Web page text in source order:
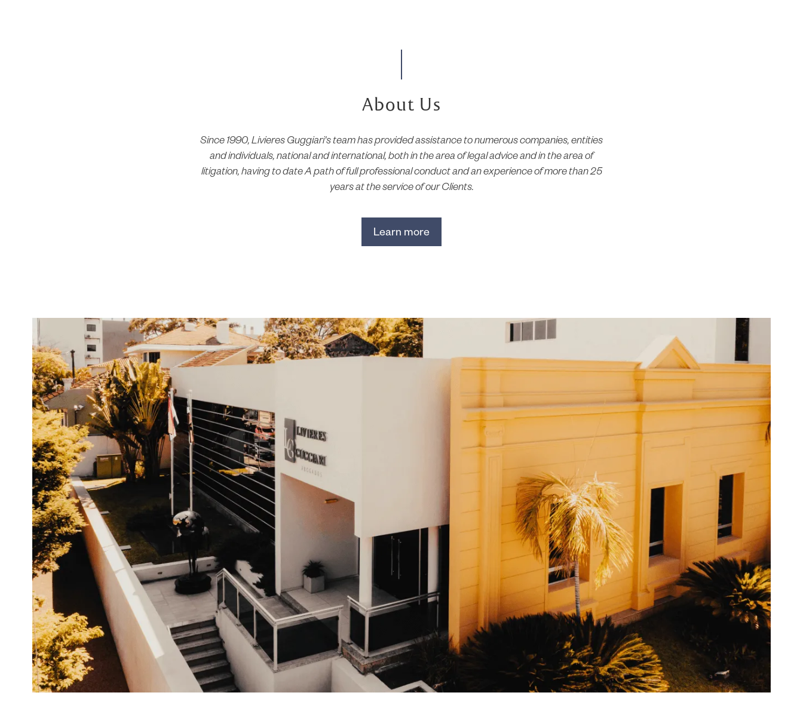
About Us
Since 1990, Livieres Guggiari's team has provided assistance to numerous companies, entities
and individuals, national and international, both in the area of legal advice and in the area of
litigation, having to date A path of full professional conduct and an experience of more than 25
years at the service of our Clients.
Learn more